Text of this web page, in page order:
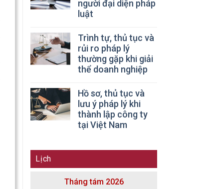
người đại diện pháp
luật
Trình tự, thủ tục và
rủi ro pháp lý
thường gặp khi giải
thể doanh nghiệp
Hồ sơ, thủ tục và
lưu ý pháp lý khi
thành lập công ty
tại Việt Nam
Lịch
Tháng tám 2026